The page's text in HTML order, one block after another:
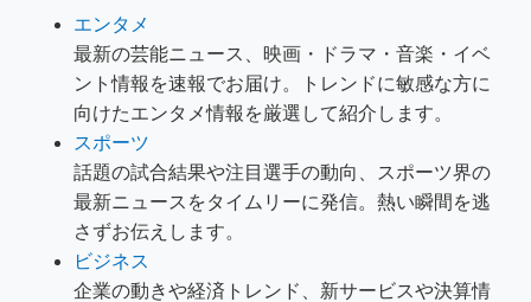
エンタメ
最新の芸能ニュース、映画・ドラマ・音楽・イベ
ント情報を速報でお届け。トレンドに敏感な方に
向けたエンタメ情報を厳選して紹介します。
スポーツ
話題の試合結果や注目選手の動向、スポーツ界の
最新ニュースをタイムリーに発信。熱い瞬間を逃
さずお伝えします。
ビジネス
企業の動きや経済トレンド、新サービスや決算情